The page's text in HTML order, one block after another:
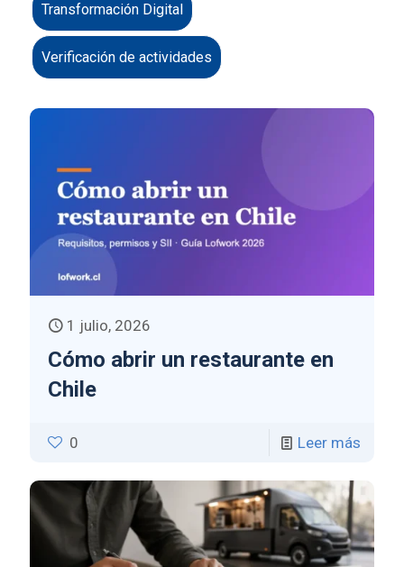
Transformación Digital
Verificación de actividades
1 julio, 2026
Cómo abrir un restaurante en
Chile
0 Leer más